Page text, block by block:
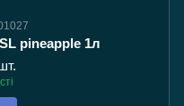
pineapple 1л